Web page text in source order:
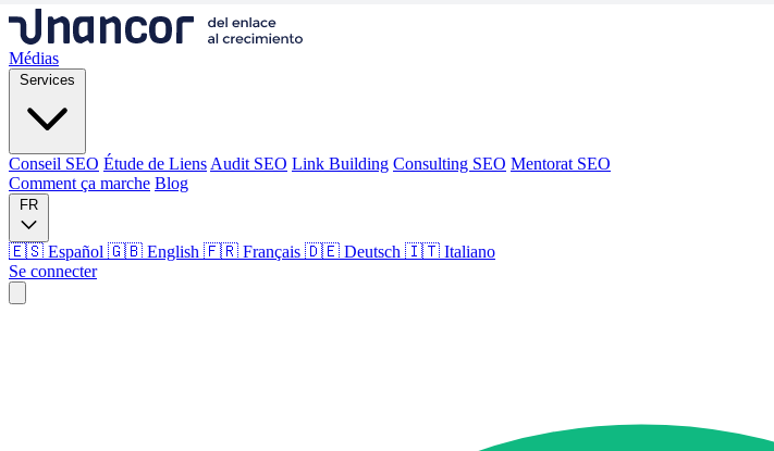
Médias
Services
Conseil SEO Étude de Liens Audit SEO Link Building Consulting SEO Mentorat SEO
Comment ça marche Blog
FR
🇪🇸 Español 🇬🇧 English 🇫🇷 Français 🇩🇪 Deutsch 🇮🇹 Italiano
Se connecter